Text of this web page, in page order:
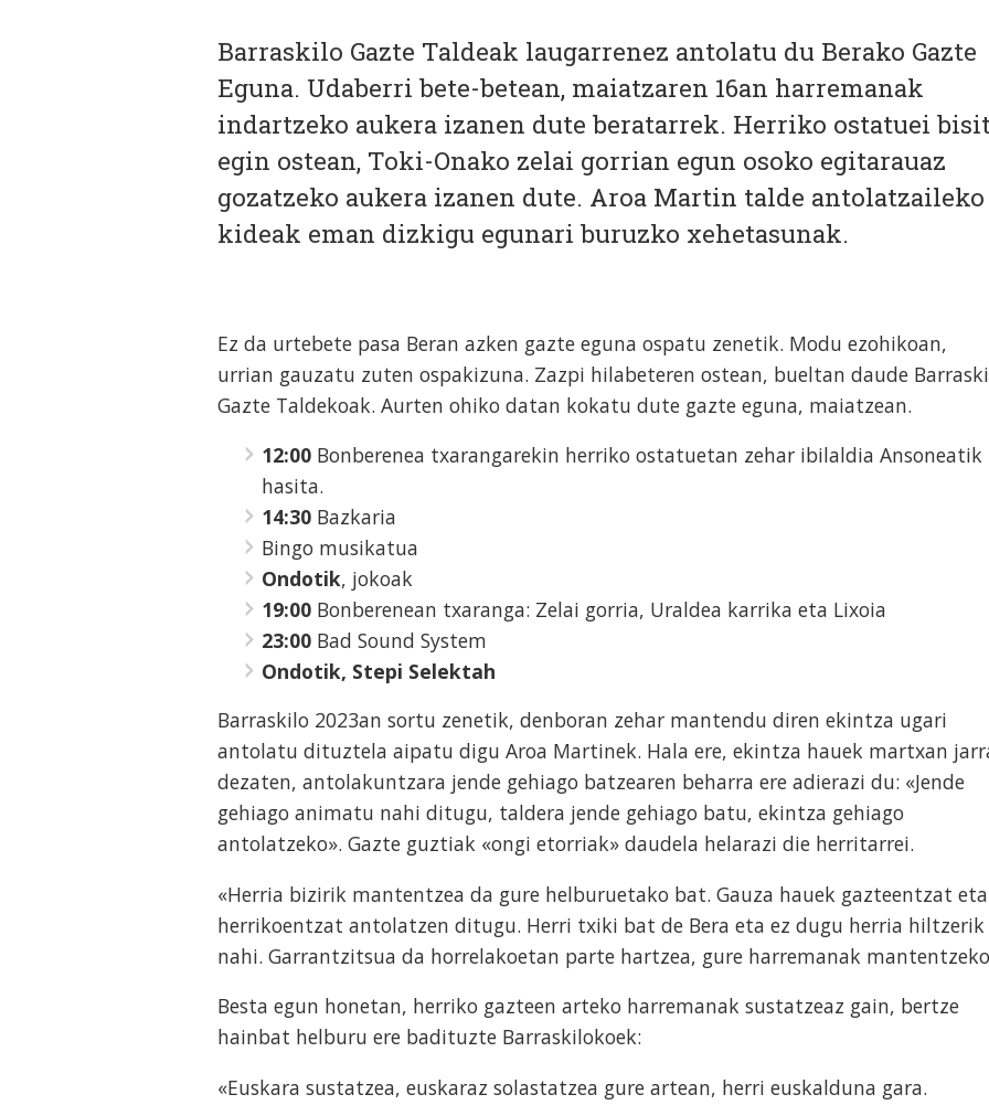
Barraskilo Gazte Taldeak laugarrenez antolatu du Berako Gazte
Eguna. Udaberri bete-betean, maiatzaren 16an harremanak
indartzeko aukera izanen dute beratarrek. Herriko ostatuei
egin ostean, Toki-Onako zelai gorrian egun osoko egitarauaz
gozatzeko aukera izanen dute. Aroa Martin talde antolatzaileko
kideak eman dizkigu egunari buruzko xehetasunak.
Ez da urtebete pasa Beran azken gazte eguna ospatu zenetik. Modu ezohikoan,
urrian gauzatu zuten ospakizuna. Zazpi hilabeteren ostean, bueltan daude
Gazte Taldekoak. Aurten ohiko datan kokatu dute gazte eguna, maiatzean.
12:00 Bonberenea txarangarekin herriko ostatuetan zehar ibilaldia Ansoneatik
hasita.
14:30 Bazkaria
Bingo musikatua
Ondotik, jokoak
19:00 Bonberenean txaranga: Zelai gorria, Uraldea karrika eta Lixoia
23:00 Bad Sound System
Ondotik, Stepi Selektah
Barraskilo 2023an sortu zenetik, denboran zehar mantendu diren ekintza ugari
antolatu dituztela aipatu digu Aroa Martinek. Hala ere, ekintza hauek martxan
dezaten, antolakuntzara jende gehiago batzearen beharra ere adierazi du: «Jende
gehiago animatu nahi ditugu, taldera jende gehiago batu, ekintza gehiago
antolatzeko». Gazte guztiak «ongi etorriak» daudela helarazi die herritarrei.
«Herria bizirik mantentzea da gure helburuetako bat. Gauza hauek gazteentzat eta
herrikoentzat antolatzen ditugu. Herri txiki bat de Bera eta ez dugu herria hiltzerik
nahi. Garrantzitsua da horrelakoetan parte hartzea, gure harremanak
Besta egun honetan, herriko gazteen arteko harremanak sustatzeaz gain, bertze
hainbat helburu ere badituzte Barraskilokoek:
«Euskara sustatzea, euskaraz solastatzea gure artean, herri euskalduna gara.